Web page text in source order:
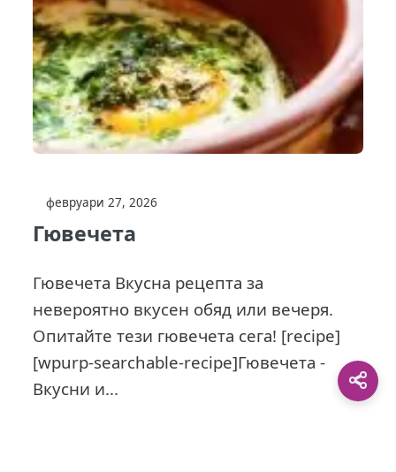
февруари 27, 2026
Гювечета
Гювечета Вкусна рецепта за
невероятно вкусен обяд или вечеря.
Опитайте тези гювечета сега! [recipe]
[wpurp-searchable-recipe]Гювечета -
Вкусни и...